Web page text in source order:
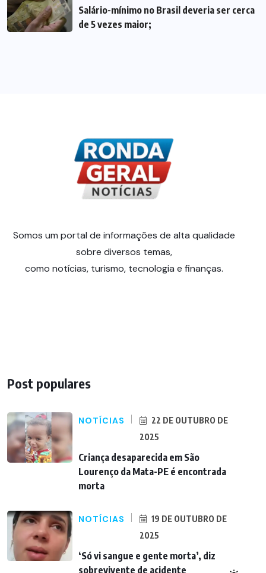
Salário-mínimo no Brasil deveria ser cerca
de 5 vezes maior;
Somos um portal de informações de alta qualidade
sobre diversos temas,
como notícias, turismo, tecnologia e finanças.
Post populares
NOTÍCIAS
22 DE OUTUBRO DE
2025
Criança desaparecida em São
Lourenço da Mata-PE é encontrada
morta
NOTÍCIAS
19 DE OUTUBRO DE
2025
‘Só vi sangue e gente morta’, diz
sobrevivente de acidente